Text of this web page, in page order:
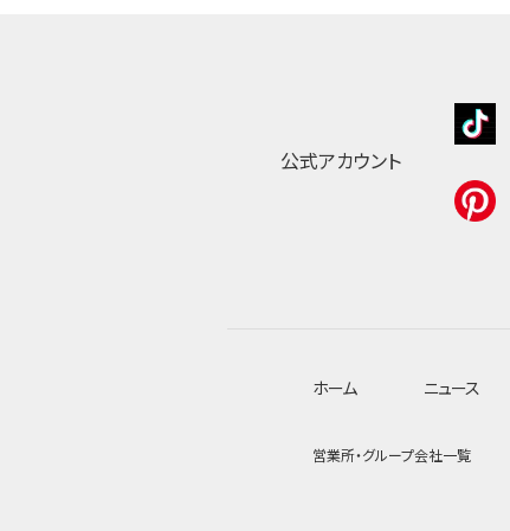
公式アカウント
ホーム ニュース
営業所・グループ会社一覧